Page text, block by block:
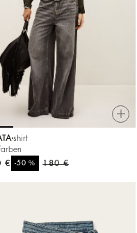
shirt
180 €
-50%
€